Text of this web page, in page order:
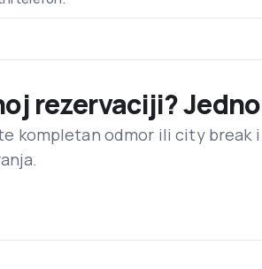
nalazi se u Spati, 25 km istočno od
prodavnice, a u prostoru
i mogućnost korištenja internet
sendviči, lagani obroci, kafa i
piće dobrodošlice, za vrijeme leta
rezervaciji?
kompletan odmor ili city break